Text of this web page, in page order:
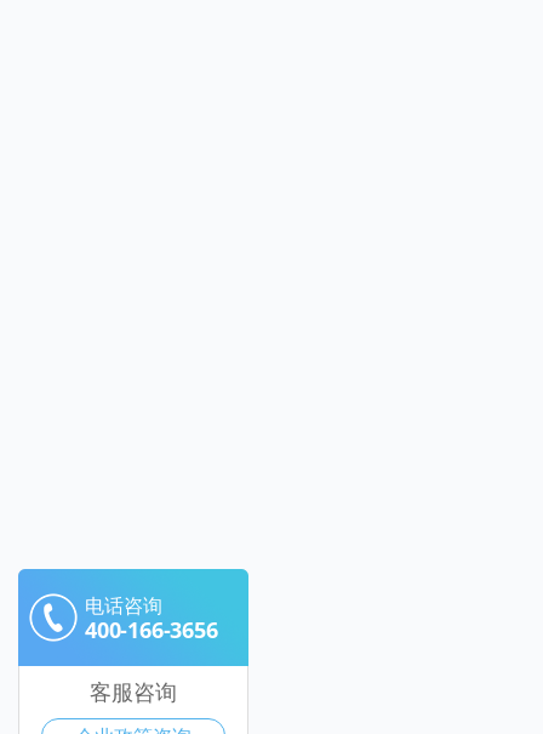
电话咨询
400-166-3656
客服咨询